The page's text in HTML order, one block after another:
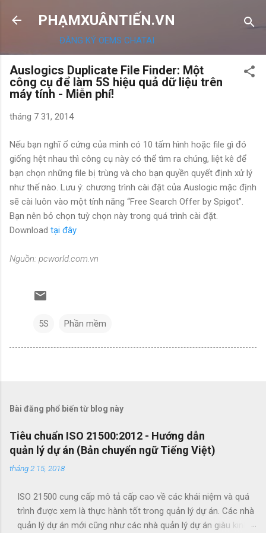
Chuyển đến nội dung chính
PHẠMXUÂNTIẾN.VN
ĐĂNG KÝ OEMS CHATAI
Auslogics Duplicate File Finder: Một
công cụ để làm 5S hiệu quả dữ liệu trên
máy tính - Miễn phí!
tháng 7 31, 2014
Nếu bạn nghĩ ổ cứng của mình có 10 tấm hình hoặc file gì đó
giống hệt nhau thì công cụ này có thể tìm ra chúng, liệt kê để
bạn chọn những file bị trùng và cho bạn quyền quyết định xử lý
như thế nào. Lưu ý: chương trình cài đặt của Auslogic mặc định
sẽ cài luôn vào một tính năng “Free Search Offer by Spigot”.
Bạn nên bỏ chọn tuỳ chọn này trong quá trình cài đặt.
Download tại đây
Nguồn: pcworld.com.vn
5S Phần mềm
Bài đăng phổ biến từ blog này
Tiêu chuẩn ISO 21500:2012 - Hướng dẫn
quản lý dự án (Bản chuyển ngữ Tiếng Việt)
tháng 2 15, 2018
ISO 21500 cung cấp mô tả cấp cao về các khái niệm và quá
trình được xem là thực hành tốt trong quản lý dự án. Các nhà
quản lý dự án mới cũng như các nhà quản lý dự án giàu kinh